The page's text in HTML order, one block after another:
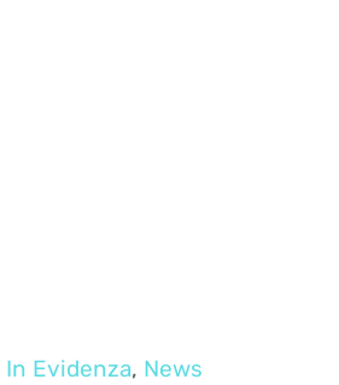
In Evidenza, News